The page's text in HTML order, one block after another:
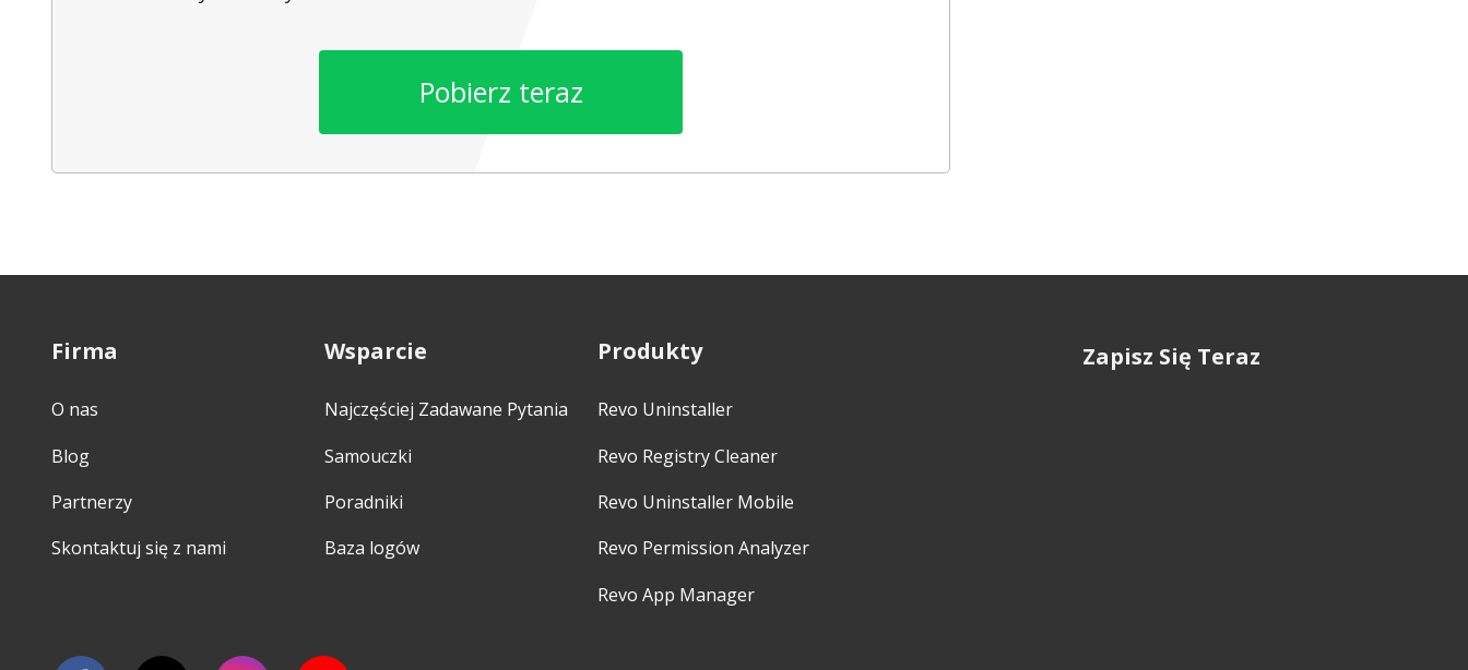
Pobierz teraz
Firma
O nas
Blog
Partnerzy
Skontaktuj się z nami
Wsparcie
Najczęściej Zadawane Pytania
Samouczki
Poradniki
Baza logów
Produkty
Revo Uninstaller
Revo Registry Cleaner
Revo Uninstaller Mobile
Revo Permission Analyzer
Revo App Manager
Zapisz Się Teraz